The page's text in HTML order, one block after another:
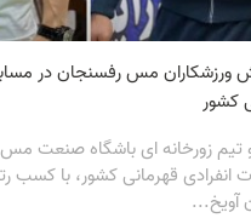
مس رفسنجان در
کشور
تیم زورخانه‌ ای باشگاه صنعت
انفرادی قهرمانی کشور، با کسب
آویخ...